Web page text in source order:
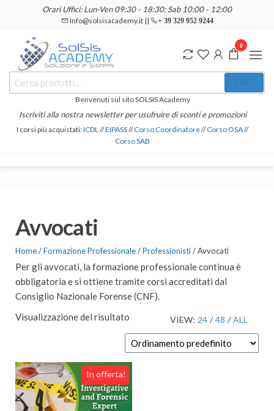
contenuto
Orari Uffici: Lun-Ven 09:30 - 18:30; Sab 10:00 - 12:00
info@solsisacademy.it || + 39 329 952 9244
SOLSIS
Academy
Corsi e
Certificazioni
Linguistiche
Benvenuti sul sito SOLSIS Academy
Iscriviti alla nostra newsletter per usufruire di sconti e promozioni
I corsi più acquistati:ICDL//EIPASS//Corso Coordinatore//Corso OSA//
Corso SAB
0
Avvocati
Home/Formazione Professionale/Professionisti/ Avvocati
Per gli avvocati, la formazione professionale continua è
obbligatoria e si ottiene tramite corsi accreditati dal
Consiglio Nazionale Forense (CNF).
VIEW: 24 / 48 / ALL
Visualizzazione del risultato
In offerta!